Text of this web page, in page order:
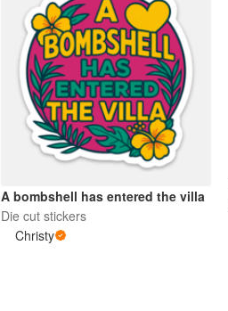
A bombshell has entered the villa
Die cut stickers
Christy